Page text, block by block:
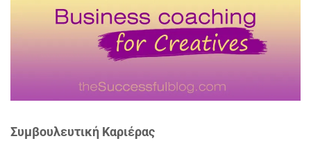
Συμβουλευτική Καριέρας